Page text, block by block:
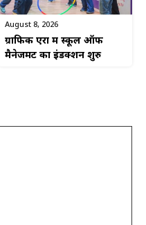
August 8, 2026
ग्राफिक एरा में स्कूल ऑफ
मैनेजमेंट का इंडक्शन शुरु